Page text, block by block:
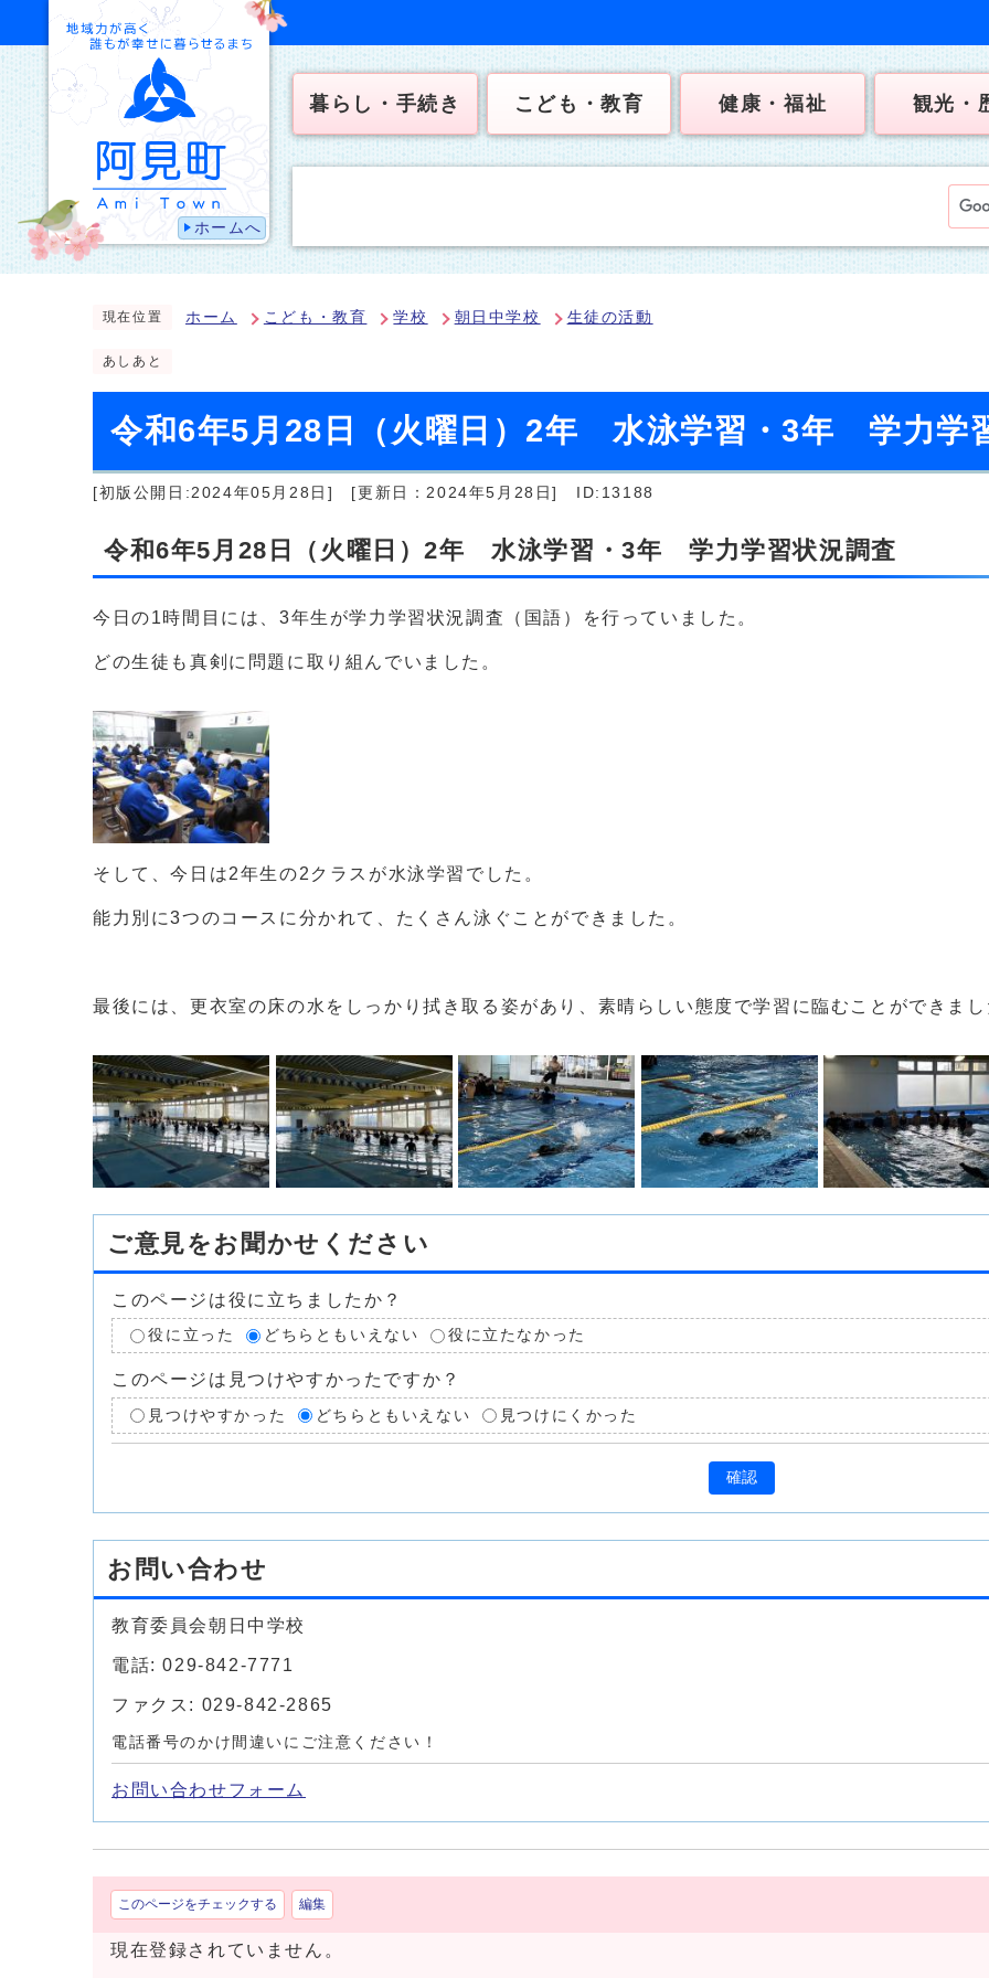
ホームへ
暮らし・手続き こども・教育 健康・福祉 観光・
現在位置 ホーム こども・教育 学校 朝日中学校 生徒の活動
あしあと
令和6年5月28日（火曜日）2年 水泳学習・3年 学力学
[初版公開日:2024年05月28日] [更新日：2024年5月28日] ID:13188
令和6年5月28日（火曜日）2年 水泳学習・3年 学力学習状況調査
今日の1時間目には、3年生が学力学習状況調査（国語）を行っていました。
どの生徒も真剣に問題に取り組んでいました。
そして、今日は2年生の2クラスが水泳学習でした。
能力別に3つのコースに分かれて、たくさん泳ぐことができました。
最後には、更衣室の床の水をしっかり拭き取る姿があり、素晴らしい態度で学習に臨むことができま
ご意見をお聞かせください
このページは役に立ちましたか？
役に立った どちらともいえない 役に立たなかった
このページは見つけやすかったですか？
見つけやすかった どちらともいえない 見つけにくかった
確認
お問い合わせ
教育委員会朝日中学校
電話: 029-842-7771
ファクス: 029-842-2865
電話番号のかけ間違いにご注意ください！
お問い合わせフォーム
このページをチェックする 編集
現在登録されていません。